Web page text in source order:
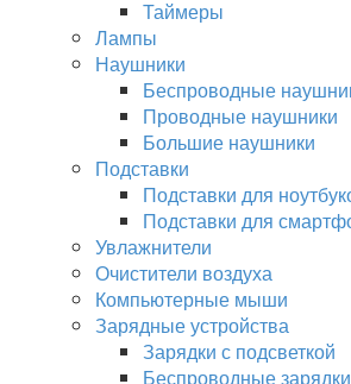
Таймеры
Лампы
Наушники
Беспроводные
Проводные наушники
Большие наушники
Подставки
Подставки для
Подставки для
Увлажнители
Очистители воздуха
Компьютерные мыши
Зарядные устройства
Зарядки с подсветкой
Беспроводные зарядки